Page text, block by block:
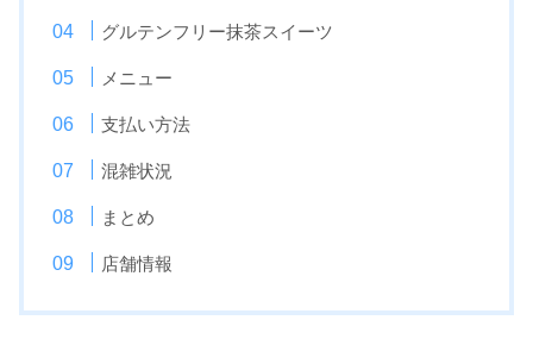
グルテンフリー抹茶スイーツ
メニュー
支払い方法
混雑状況
まとめ
店舗情報